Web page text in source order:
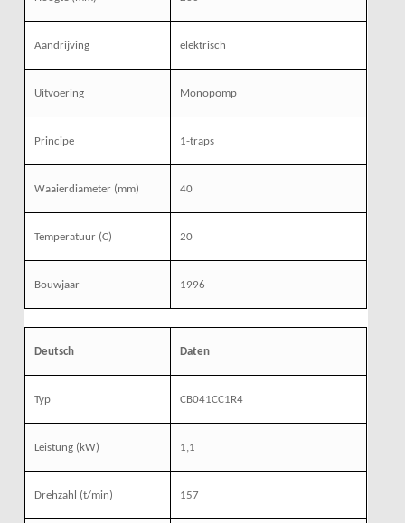
Aandrijving elektrisch
Uitvoering Monopomp
Principe 1-traps
Waaierdiameter (mm) 40
Temperatuur (C) 20
Bouwjaar 1996
Deutsch Daten
Typ CB041CC1R4
Leistung(kW) 1,1
Drehzahl (t/min) 157